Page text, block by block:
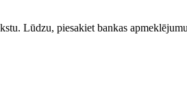
Lūdzu, piesakiet bankas